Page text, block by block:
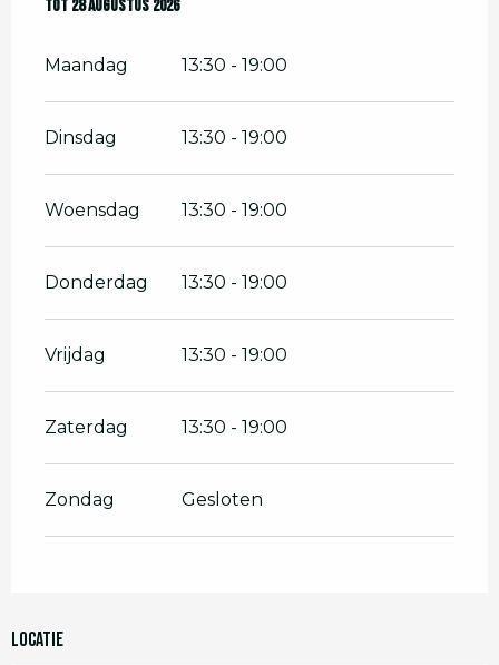
Vanaf2 juli 2026tot28 augustus 2026
Tot 28 augustus 2026
Maandag 13:30 - 19:00
Dinsdag 13:30 - 19:00
Woensdag 13:30 - 19:00
Donderdag 13:30 - 19:00
Vrijdag 13:30 - 19:00
Zaterdag 13:30 - 19:00
Zondag Gesloten
Locatie